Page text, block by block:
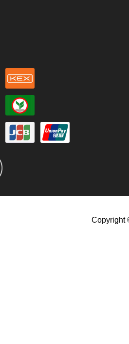
Copyright